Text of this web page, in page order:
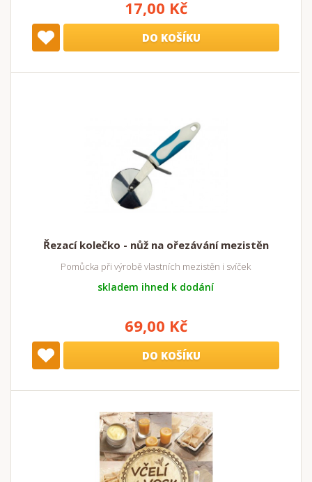
17,00 Kč
DO KOŠÍKU
Řezací kolečko - nůž na ořezávání mezistěn
Pomůcka při výrobě vlastních mezistěn i svíček
skladem ihned k dodání
69,00 Kč
DO KOŠÍKU